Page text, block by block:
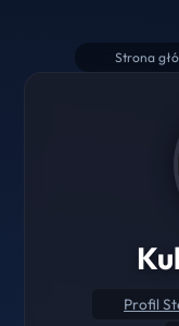
Strona
Profil